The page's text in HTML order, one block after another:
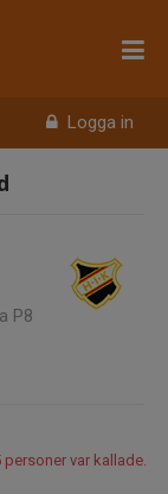
Logga in
P8
var kallade.